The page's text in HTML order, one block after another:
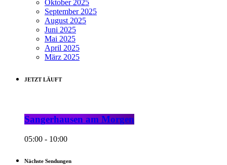
Oktober 2025
September 2025
August 2025
Juni 2025
Mai 2025
April 2025
März 2025
JETZT LÄUFT
Sangerhausen am Morgen
05:00 - 10:00
Nächste Sendungen